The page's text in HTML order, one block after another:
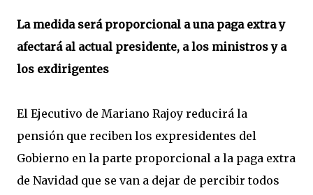
La medida será proporcional a una paga extra y
afectará al actual presidente, a los ministros y a
los exdirigentes
El Ejecutivo de Mariano Rajoy reducirá la
pensión que reciben los expresidentes del
Gobierno en la parte proporcional a la paga extra
de Navidad que se van a dejar de percibir todos